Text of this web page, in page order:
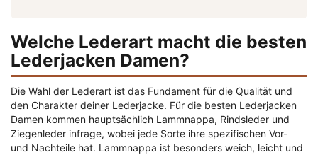
Welche Lederart macht die besten
Lederjacken Damen?
Die Wahl der Lederart ist das Fundament für die Qualität und
den Charakter deiner Lederjacke. Für die besten Lederjacken
Damen kommen hauptsächlich Lammnappa, Rindsleder und
Ziegenleder infrage, wobei jede Sorte ihre spezifischen Vor-
und Nachteile hat. Lammnappa ist besonders weich, leicht und